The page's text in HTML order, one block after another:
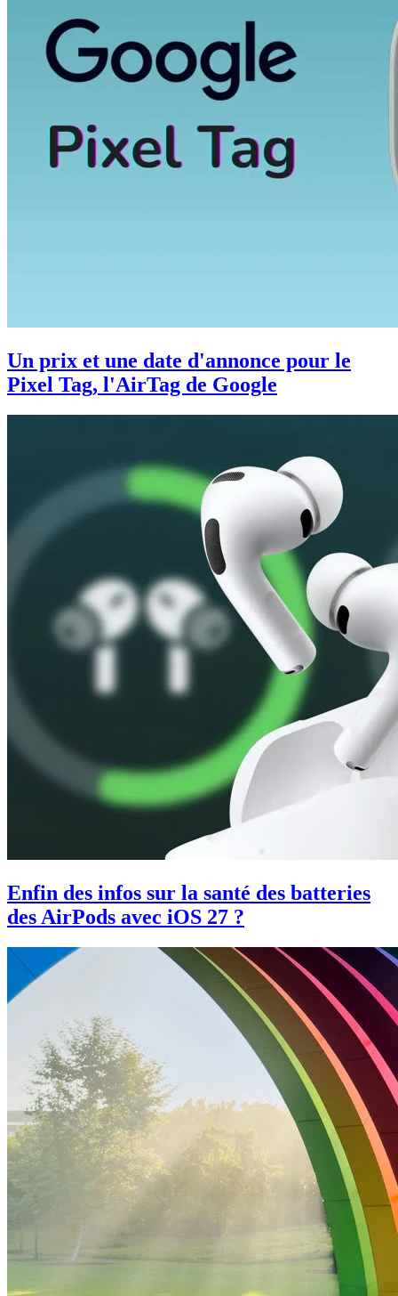
Un prix et une date d'annonce pour le
Pixel Tag, l'AirTag de Google
Enfin des infos sur la santé des batteries
des AirPods avec iOS 27 ?